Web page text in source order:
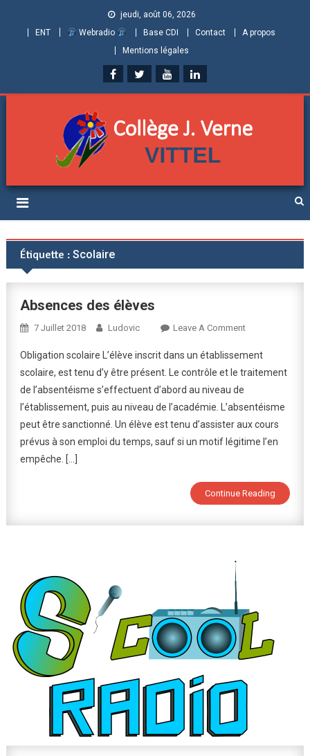
jeudi, août 06, 2026
ENT
Webradio Base CDI Contact
A propos
Mentions légales
Collège Jules Verne de
Vittel (Vosges)
Étiquette : Scolaire
Absences des élèves
7 Juillet 2018 Ludovic Leave A CommentOn
Des
Élèves
Obligation scolaire L’élève inscrit dans un établissement
scolaire, est tenu d’y être présent. Le contrôle et le traitement
de l’absentéisme s’effectuent d’abord au niveau de
l’établissement, puis au niveau de l’académie. L’absentéisme
peut être sanctionné. Un élève est tenu d’assister aux cours
prévus à son emploi du temps, sauf si un motif légitime l’en
empêche. […]
Continue Reading